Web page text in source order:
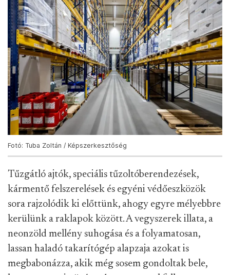
Fotó: Tuba Zoltán / Képszerkesztőség
Tűzgátló ajtók, speciális tűzoltóberendezések,
kármentő felszerelések és egyéni védőeszközök
sora rajzolódik ki előttünk, ahogy egyre mélyebbre
kerülünk a raklapok között. A vegyszerek illata, a
neonzöld mellény suhogása és a folyamatosan,
lassan haladó takarítógép alapzaja azokat is
megbabonázza, akik még sosem gondoltak bele,